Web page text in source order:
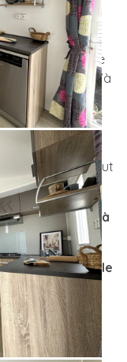
sur 4m de
renforcée
accueillir jusqu’à
qui peut
composée
de finitions haut
idéale!
Parc située à
vous et le